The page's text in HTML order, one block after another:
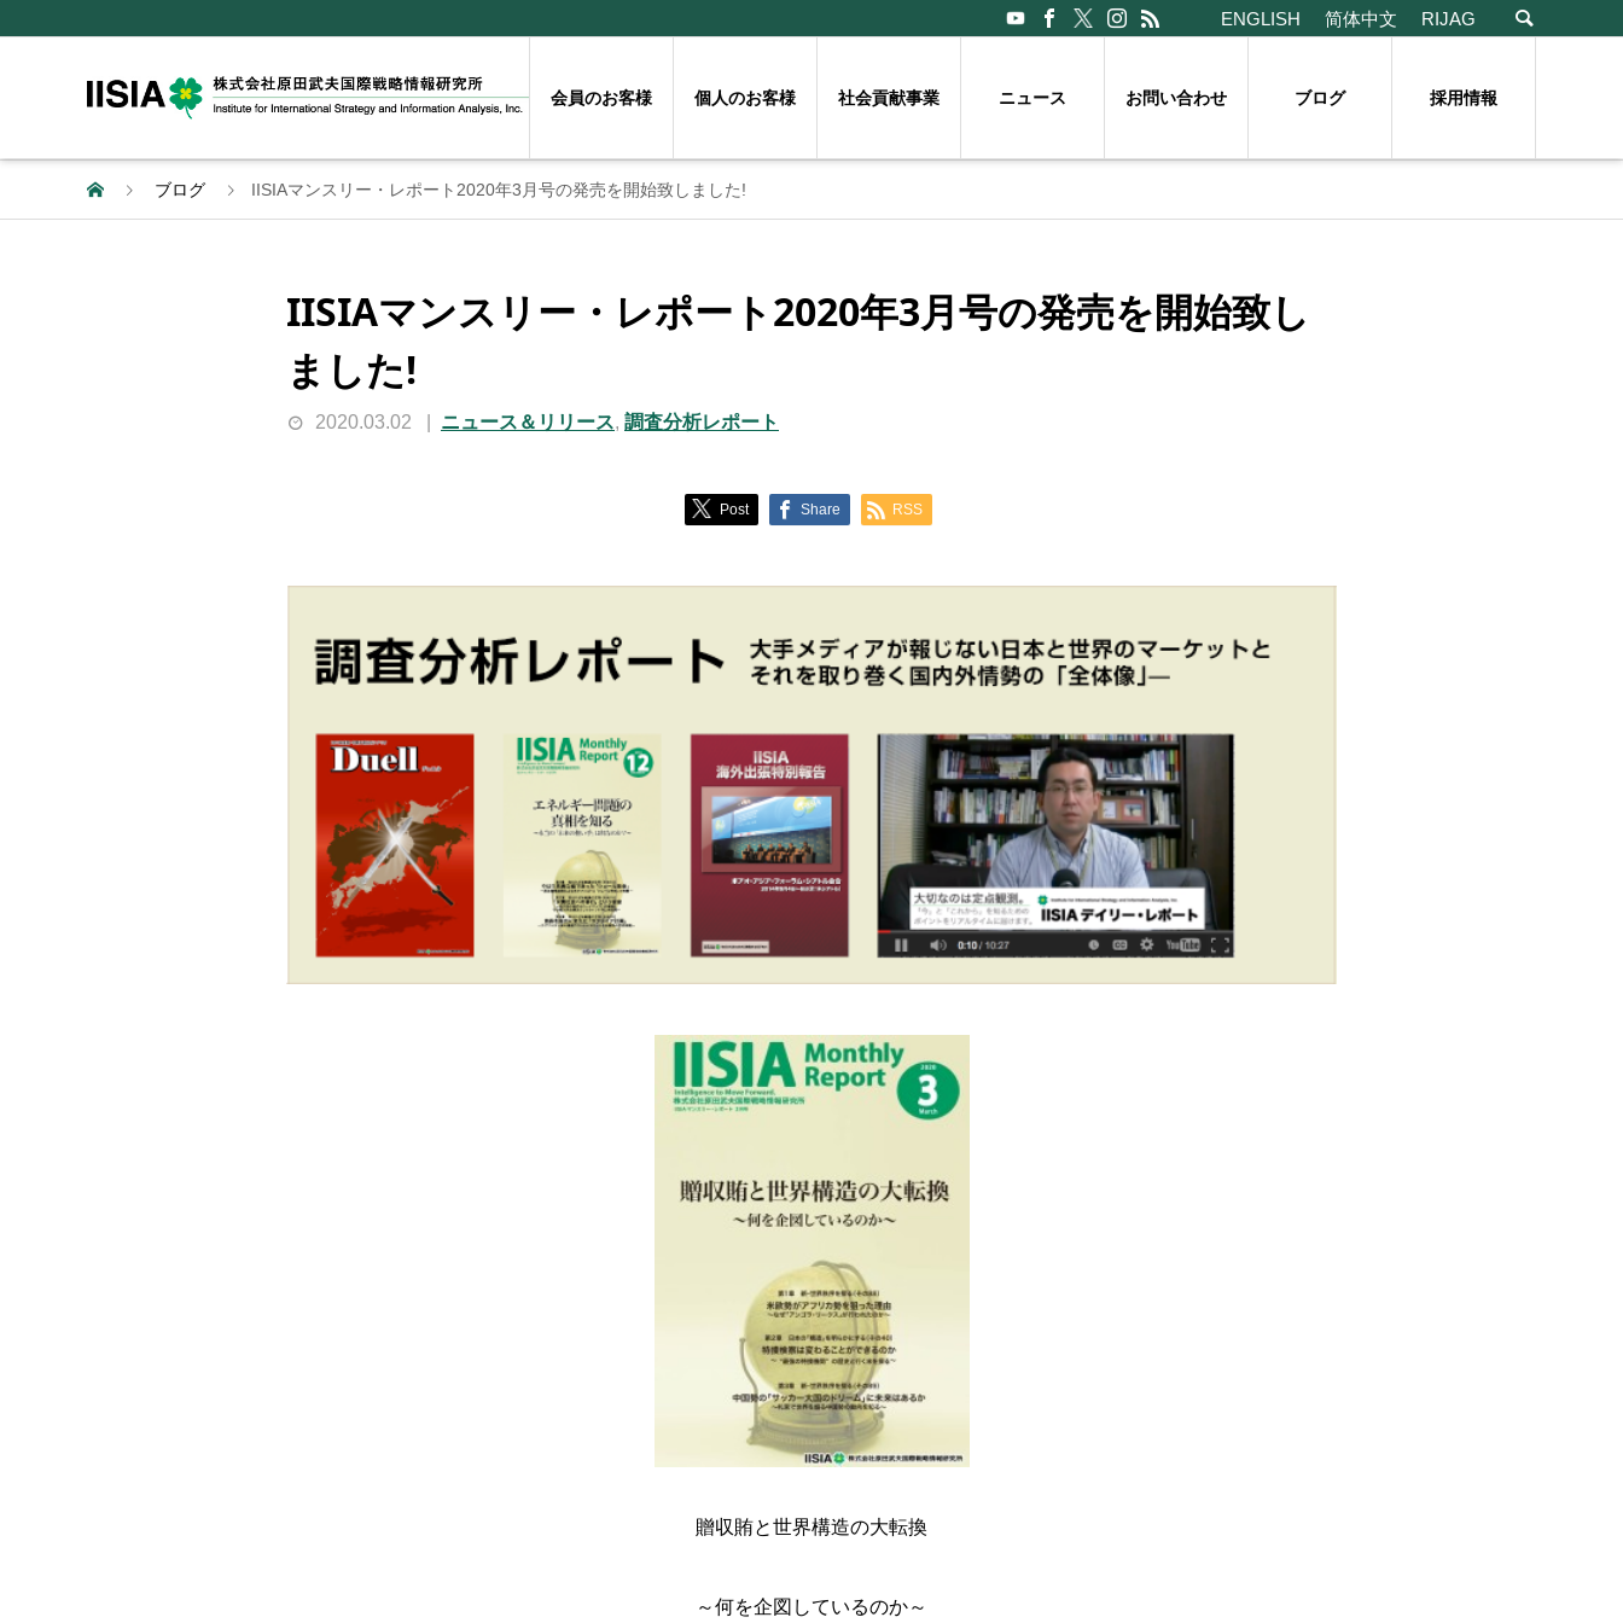
ENGLISH 简体中文 RIJAG
会員のお客様 個人のお客様 社会貢献事業 ニュース お問い合わせ ブログ 採用情報
ブログ IISIAマンスリー・レポート2020年3月号の発売を開始致しました!
IISIAマンスリー・レポート2020年3月号の発売を開始致し
ました!
2020.03.02 ニュース＆リリース, 調査分析レポート
Post Share RSS
贈収賄と世界構造の大転換
～何を企図しているのか～